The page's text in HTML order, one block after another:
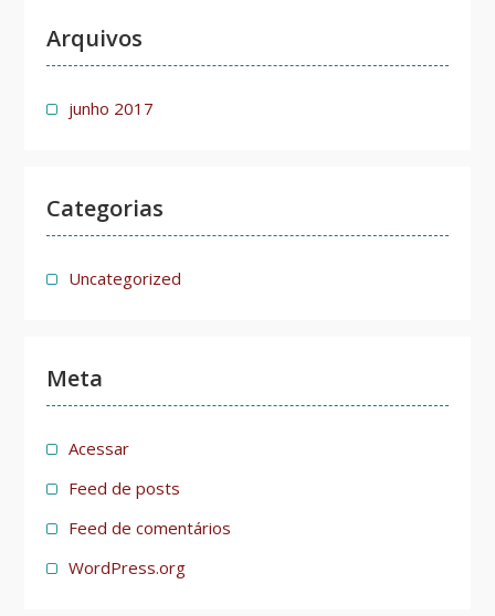
Arquivos
junho 2017
Categorias
Uncategorized
Meta
Acessar
Feed de posts
Feed de comentários
WordPress.org